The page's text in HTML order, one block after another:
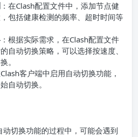
：在Clash配置文件中，添加节点健
包括健康检测的频率、超时时间等
：根据实际需求，在Clash配置文件
自动切换策略，可以选择按速度、
。
Clash客户端中启用自动切换功能，
自动切换。
切换功能的过程中，可能会遇到